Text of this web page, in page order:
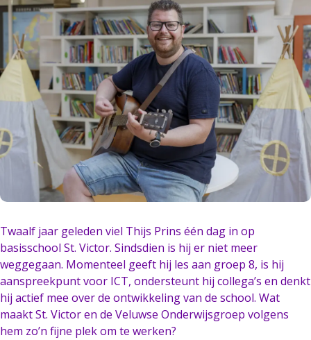
Twaalf jaar geleden viel Thijs Prins één dag in op
basisschool St. Victor. Sindsdien is hij er niet meer
weggegaan. Momenteel geeft hij les aan groep 8, is hij
aanspreekpunt voor ICT, ondersteunt hij collega’s en denkt
hij actief mee over de ontwikkeling van de school. Wat
maakt St. Victor en de Veluwse Onderwijsgroep volgens
hem zo’n fijne plek om te werken?